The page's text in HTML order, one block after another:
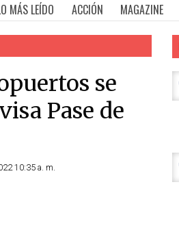
MÁS LEÍDO ACCIÓN MAGAZINE
se
Pase de
10:35 a. m.